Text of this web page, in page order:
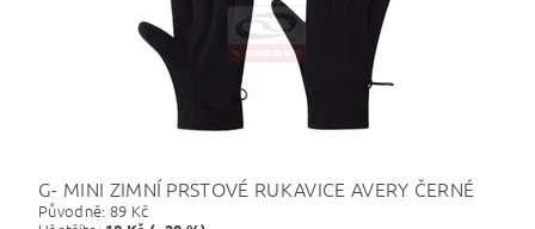
G- MINI ZIMNÍ PRSTOVÉ RUKAVICE AVERY ČERNÉ
Původně: 89 Kč